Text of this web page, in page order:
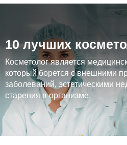
10 лучших
Косметолог является
который борется с внешними
заболеваний, эстетическими
старения в организме.